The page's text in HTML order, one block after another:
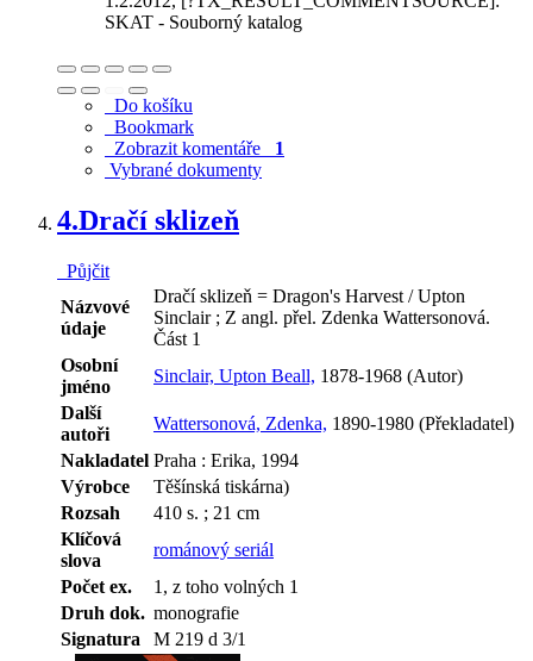
SKAT - Souborný katalog
Do košíku
Bookmark
Zobrazit komentáře 1
Vybrané dokumenty
4.Dračí sklizeň
Půjčit
Názvové
údaje
Dračí sklizeň = Dragon's Harvest / Upton
Sinclair ; Z angl. přel. Zdenka Wattersonová.
Část 1
Osobní
jméno
Sinclair, Upton Beall, 1878-1968 (Autor)
Další
autoři
Wattersonová, Zdenka, 1890-1980 (Překladatel)
Nakladatel Praha : Erika, 1994
Výrobce
Těšínská tiskárna)
Rozsah
410 s. ; 21 cm
Klíčová
slova
románový seriál
Počet ex.
1, z toho volných 1
Druh dok. monografie
Signatura
M 219 d 3/1